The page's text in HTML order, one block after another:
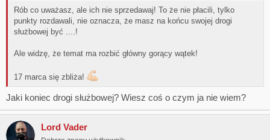
Rób co uważasz, ale ich nie sprzedawaj! To że nie płacili, tylko
punkty rozdawali, nie oznacza, że masz na końcu swojej drogi
służbowej być ....!
Ale widzę, że temat ma rozbić główny gorący wątek!
17 marca się zbliża!
Jaki koniec drogi służbowej? Wiesz coś o czym ja nie wiem?
Lord Vader